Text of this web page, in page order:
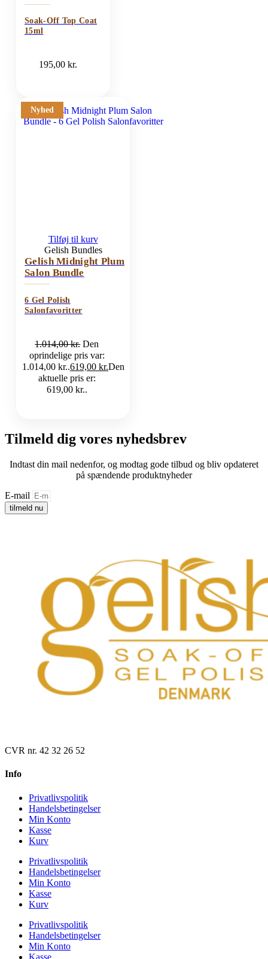
Soak-Off Top Coat
15ml
195,00kr.
Nyhed
Tilføj til kurv
Gelish Bundles
Gelish Midnight Plum
Salon Bundle
6 Gel Polish
Salonfavoritter
1.014,00kr. Den
oprindelige pris var:
1.014,00 kr..619,00 kr.Den
aktuelle pris er:
619,00 kr..
Tilmeld dig vores nyhedsbrev
Indtast din mail nedenfor, og modtag gode tilbud og bliv opdateret
på spændende produktnyheder
E-mail
tilmeld nu
CVR nr. 42 32 26 52
Info
Privatlivspolitik
Handelsbetingelser
Min Konto
Kasse
Kurv
Privatlivspolitik
Handelsbetingelser
Min Konto
Kasse
Kurv
Privatlivspolitik
Handelsbetingelser
Min Konto
Kasse